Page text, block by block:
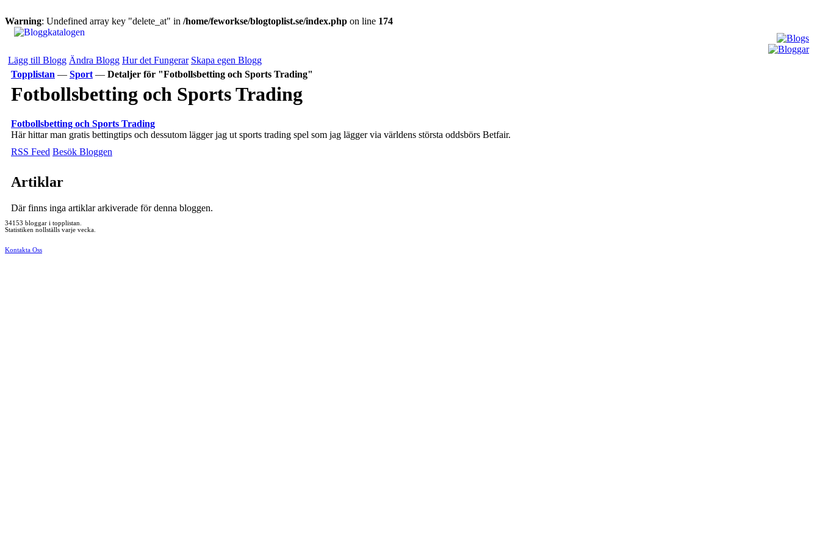
Warning: Undefined array key "delete_at" in /home/feworkse/blogtoplist.se/index.php on line 174
Lägg till Blogg Ändra Blogg Hur det Fungerar Skapa egen Blogg
Topplistan — Sport — Detaljer för "Fotbollsbetting och Sports Trading"
Fotbollsbetting och Sports Trading
Fotbollsbetting och Sports Trading
Här hittar man gratis bettingtips och dessutom lägger jag ut sports trading spel som jag lägger via världens största oddsbörs Betfair.
RSS Feed Besök Bloggen
Artiklar
Där finns inga artiklar arkiverade för denna bloggen.
34153 bloggar i topplistan.
Statistiken nollställs varje vecka.
Kontakta Oss